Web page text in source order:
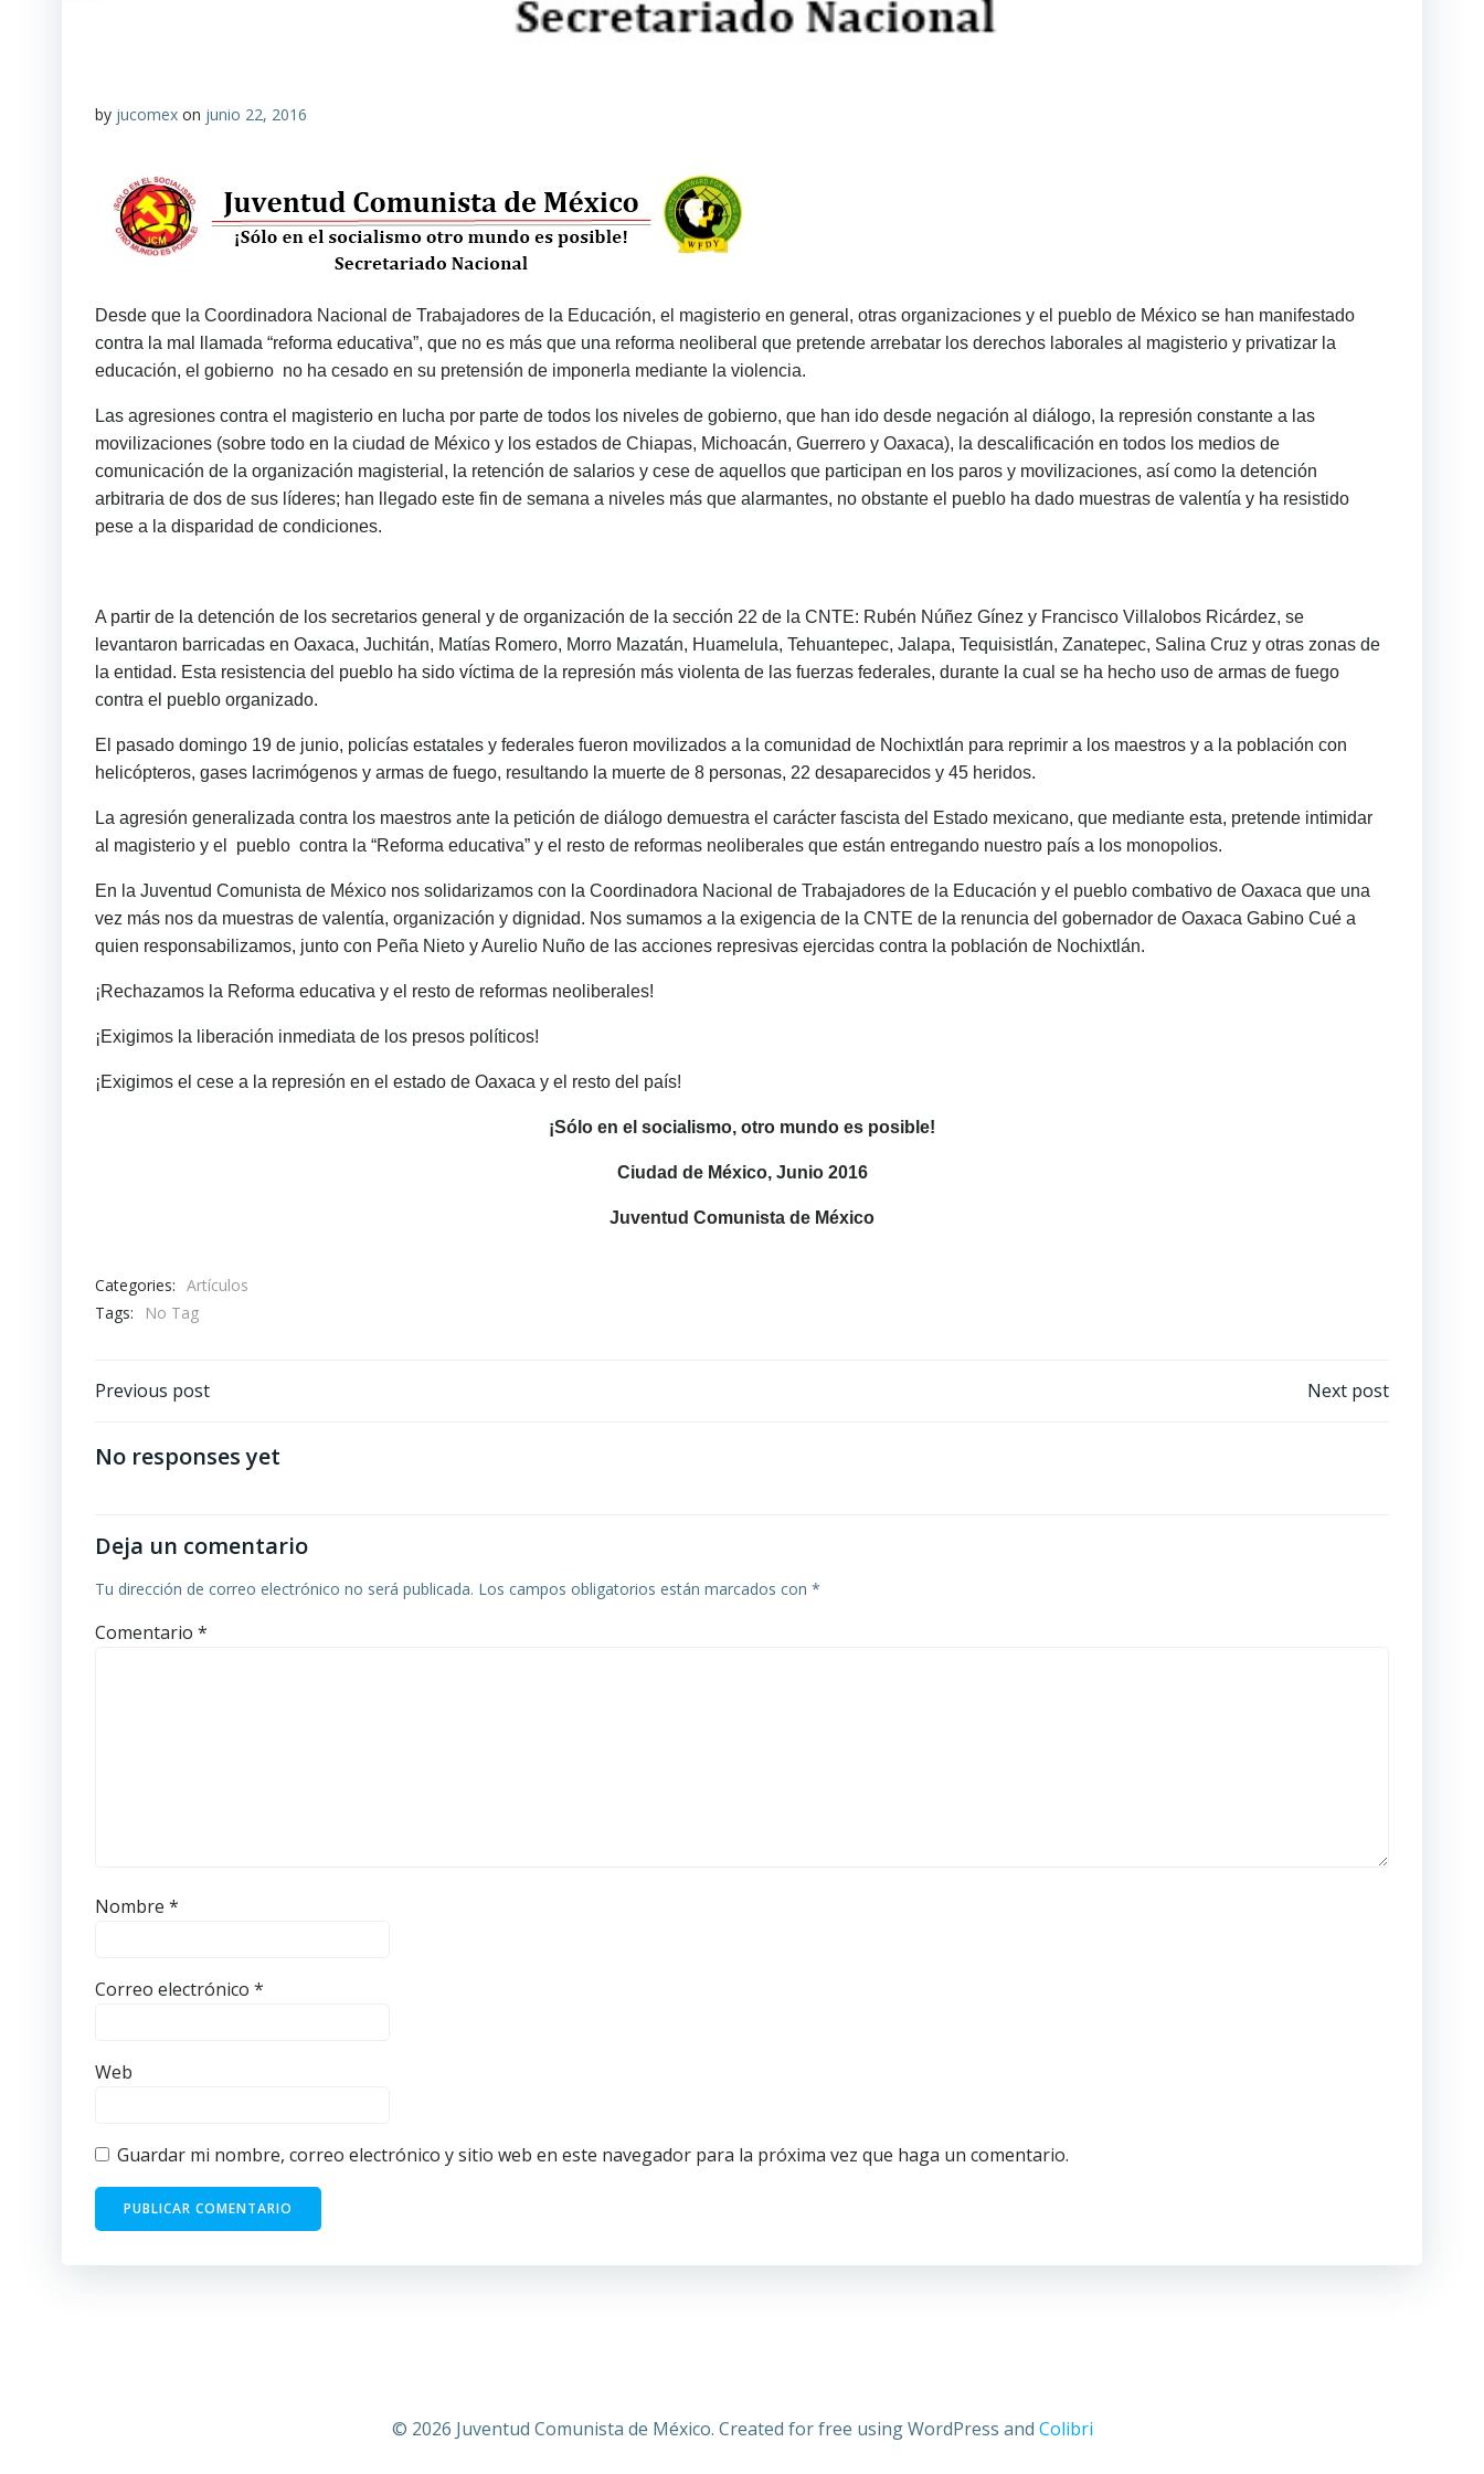
by jucomex on junio 22, 2016
Desde que la Coordinadora Nacional de Trabajadores de la Educación, el magisterio en general, otras organizaciones y el pueblo de México se han manifestado
contra la mal llamada “reforma educativa”, que no es más que una reforma neoliberal que pretende arrebatar los derechos laborales al magisterio y privatizar la
educación, el gobierno no ha cesado en su pretensión de imponerla mediante la violencia.
Las agresiones contra el magisterio en lucha por parte de todos los niveles de gobierno, que han ido desde negación al diálogo, la represión constante a las
movilizaciones (sobre todo en la ciudad de México y los estados de Chiapas, Michoacán, Guerrero y Oaxaca), la descalificación en todos los medios de
comunicación de la organización magisterial, la retención de salarios y cese de aquellos que participan en los paros y movilizaciones, así como la detención
arbitraria de dos de sus líderes; han llegado este fin de semana a niveles más que alarmantes, no obstante el pueblo ha dado muestras de valentía y ha resistido
pese a la disparidad de condiciones.
A partir de la detención de los secretarios general y de organización de la sección 22 de la CNTE: Rubén Núñez Gínez y Francisco Villalobos Ricárdez, se
levantaron barricadas en Oaxaca, Juchitán, Matías Romero, Morro Mazatán, Huamelula, Tehuantepec, Jalapa, Tequisistlán, Zanatepec, Salina Cruz y otras zonas de
la entidad. Esta resistencia del pueblo ha sido víctima de la represión más violenta de las fuerzas federales, durante la cual se ha hecho uso de armas de fuego
contra el pueblo organizado.
El pasado domingo 19 de junio, policías estatales y federales fueron movilizados a la comunidad de Nochixtlán para reprimir a los maestros y a la población con
helicópteros, gases lacrimógenos y armas de fuego, resultando la muerte de 8 personas, 22 desaparecidos y 45 heridos.
La agresión generalizada contra los maestros ante la petición de diálogo demuestra el carácter fascista del Estado mexicano, que mediante esta, pretende intimidar
al magisterio y el pueblo contra la “Reforma educativa” y el resto de reformas neoliberales que están entregando nuestro país a los monopolios.
En la Juventud Comunista de México nos solidarizamos con la Coordinadora Nacional de Trabajadores de la Educación y el pueblo combativo de Oaxaca que una
vez más nos da muestras de valentía, organización y dignidad. Nos sumamos a la exigencia de la CNTE de la renuncia del gobernador de Oaxaca Gabino Cué a
quien responsabilizamos, junto con Peña Nieto y Aurelio Nuño de las acciones represivas ejercidas contra la población de Nochixtlán.
¡Rechazamos la Reforma educativa y el resto de reformas neoliberales!
¡Exigimos la liberación inmediata de los presos políticos!
¡Exigimos el cese a la represión en el estado de Oaxaca y el resto del país!
¡Sólo en el socialismo, otro mundo es posible!
Ciudad de México, Junio 2016
Juventud Comunista de México
Categories: Artículos
Tags:
No Tag
Navegación
de
Previous post Next post
No responses yet
Deja un comentario
Tu dirección de correo electrónico no será publicada. Los campos obligatorios están marcados con *
Comentario *
Nombre *
Correo electrónico *
Web
Guardar mi nombre, correo electrónico y sitio web en este navegador para la próxima vez que haga un comentario.
© 2026 Juventud Comunista de México. Created for free using WordPress and Colibri